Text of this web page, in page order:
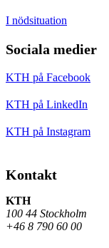
I nödsituation
Sociala medier
KTH på Facebook
KTH på LinkedIn
KTH på Instagram
Kontakt
KTH
100 44 Stockholm
+46 8 790 60 00